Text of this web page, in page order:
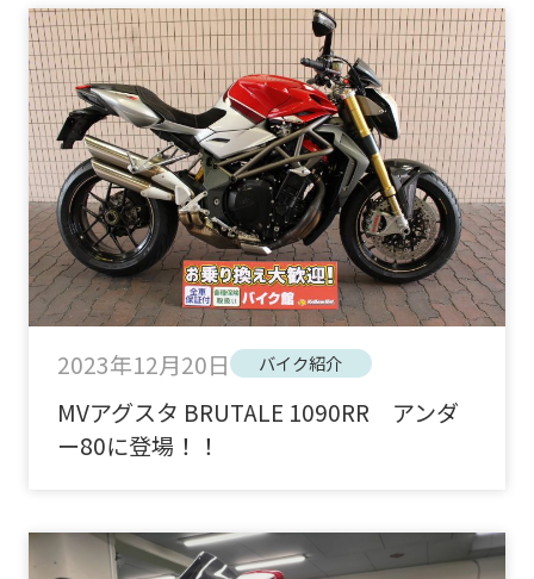
2023年12月20日 バイク紹介
MVアグスタ BRUTALE 1090RR アンダ
ー80に登場！！